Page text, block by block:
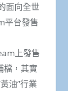
面向全世
平台發售
上發售
檔，其實
油”行業